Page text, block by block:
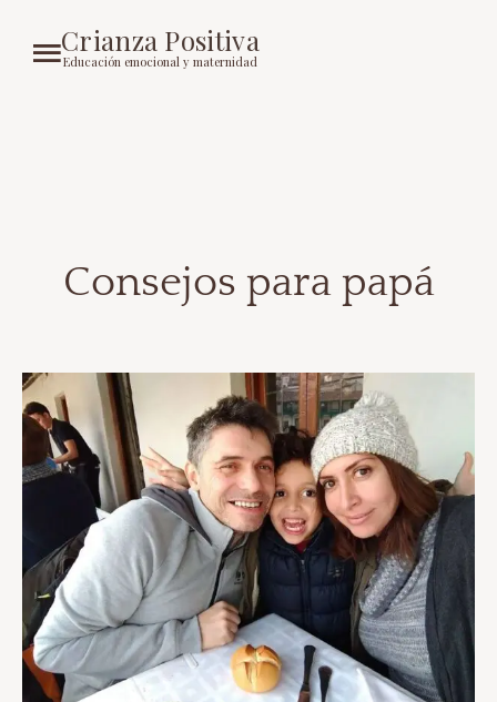
Crianza Positiva
Educación emocional y maternidad
Consejos para papá